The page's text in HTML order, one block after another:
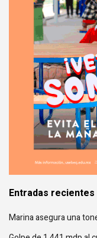
Entradas recientes
Marina asegura una